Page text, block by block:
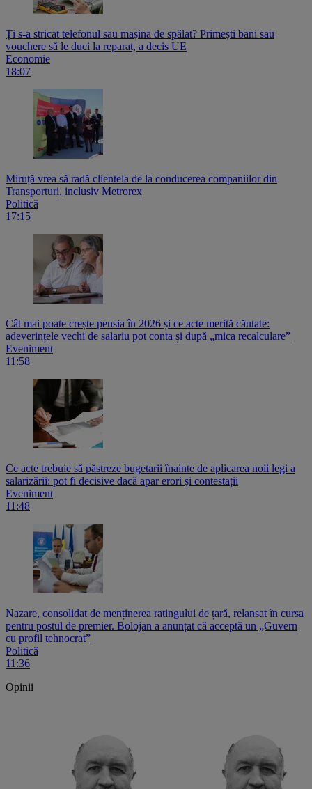
Ți s-a stricat telefonul sau mașina de spălat? Primești bani sau
vouchere să le duci la reparat, a decis UE
Economie
18:07
Miruță vrea să radă clientela de la conducerea companiilor din
Transporturi, inclusiv Metrorex
Politică
17:15
Cât mai poate crește pensia în 2026 și ce acte merită căutate:
adeverințele vechi de salariu pot conta și după „mica recalculare”
Eveniment
11:58
Ce acte trebuie să păstreze bugetarii înainte de aplicarea noii legi a
salarizării: pot fi decisive dacă apar erori și contestații
Eveniment
11:48
Nazare, consolidat de menținerea ratingului de țară, relansat în cursa
pentru postul de premier. Bolojan a anunțat că acceptă un „Guvern
cu profil tehnocrat”
Politică
11:36
Opinii